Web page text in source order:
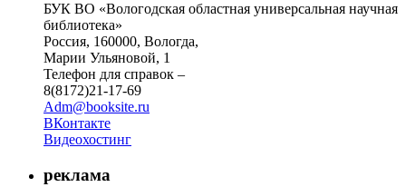
БУК ВО «Вологодская областная универсальная научная
библиотека»
Россия, 160000, Вологда,
Марии Ульяновой, 1
Телефон для справок –
8(8172)21-17-69
Adm@booksite.ru
ВКонтакте
Видеохостинг
реклама